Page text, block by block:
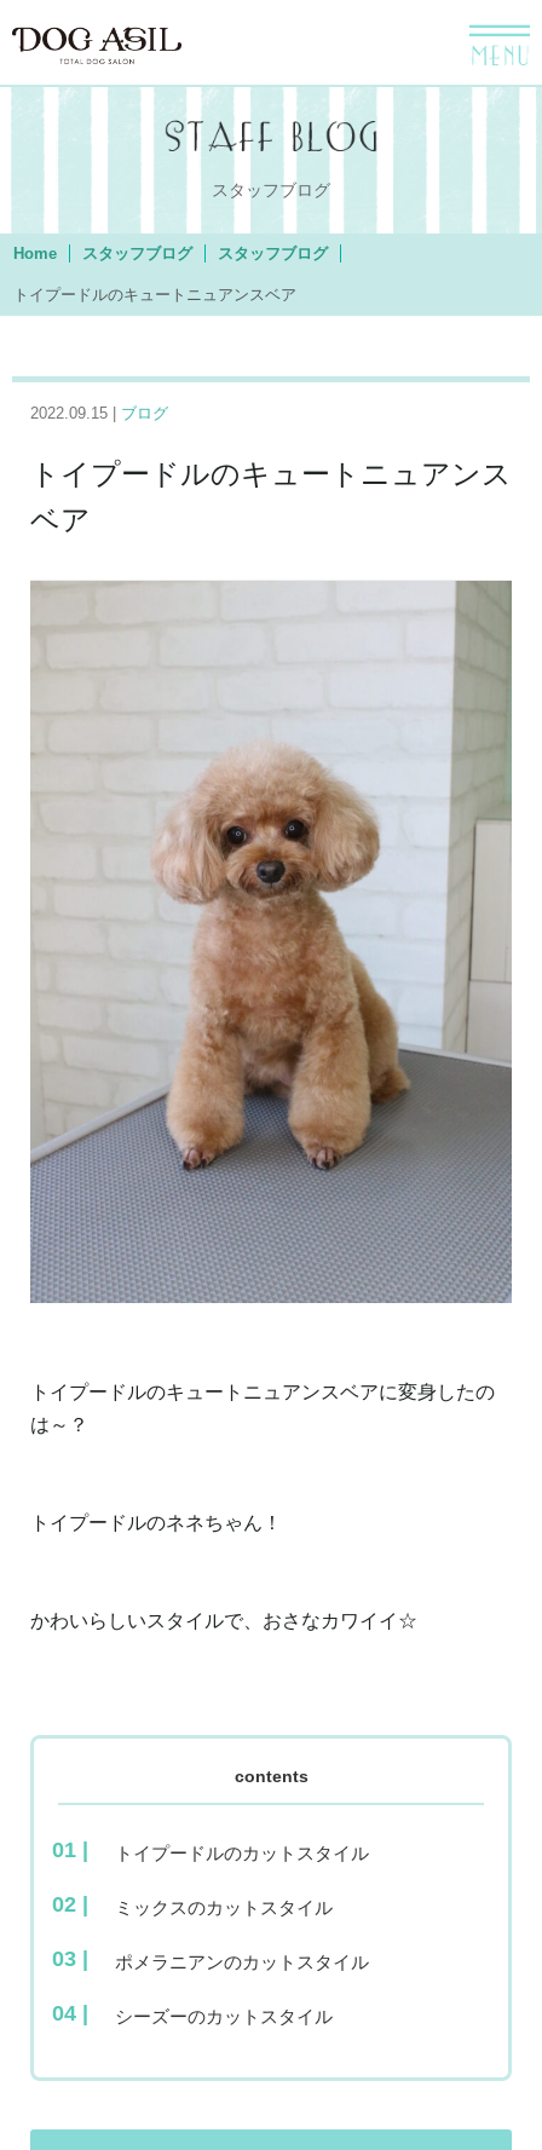
menu
スタッフブログ
Home スタッフブログ スタッフブログ
トイプードルのキュートニュアンスベア
2022.09.15 | ブログ
トイプードルのキュートニュアンス
ベア
トイプードルのキュートニュアンスベアに変身したの
は～？
トイプードルのネネちゃん！
かわいらしいスタイルで、おさなカワイイ☆
contents
トイプードルのカットスタイル
ミックスのカットスタイル
ポメラニアンのカットスタイル
シーズーのカットスタイル